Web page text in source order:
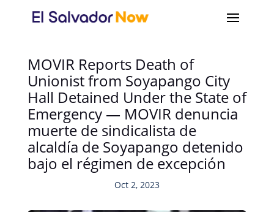
MOVIR Reports Death of
Unionist from Soyapango City
Hall Detained Under the State of
Emergency — MOVIR denuncia
muerte de sindicalista de
alcaldía de Soyapango detenido
bajo el régimen de excepción
Oct 2, 2023